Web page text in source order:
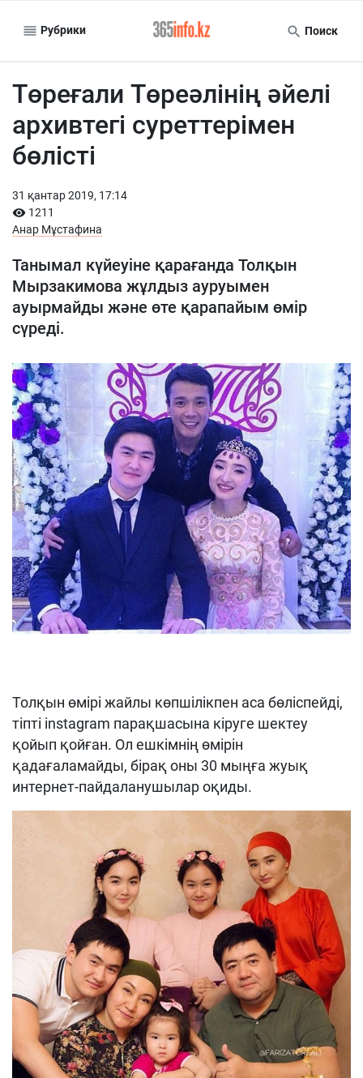
Рубрики Поиск
Төреғали Төреәлінің әйелі
архивтегі суреттерімен
бөлісті
31 қантар 2019, 17:14
1211
Анар Мұстафина
Танымал күйеуіне қарағанда Толқын
Мырзакимова жұлдыз ауруымен
ауырмайды және өте қарапайым өмір
сүреді.
Толқын өмірі жайлы көпшілікпен аса бөліспейді,
тіпті instagram парақшасына кіруге шектеу
қойып қойған. Ол ешкімнің өмірін
қадағаламайды, бірақ оны 30 мыңға жуық
интернет-пайдаланушылар оқиды.